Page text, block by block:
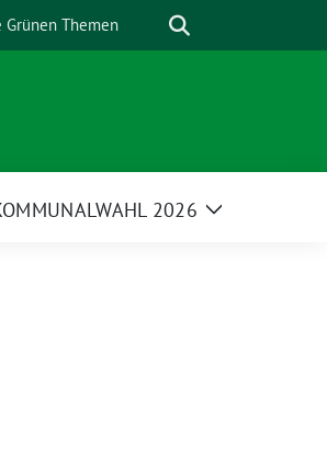
Grünen Themen Suche
2026
Zeige